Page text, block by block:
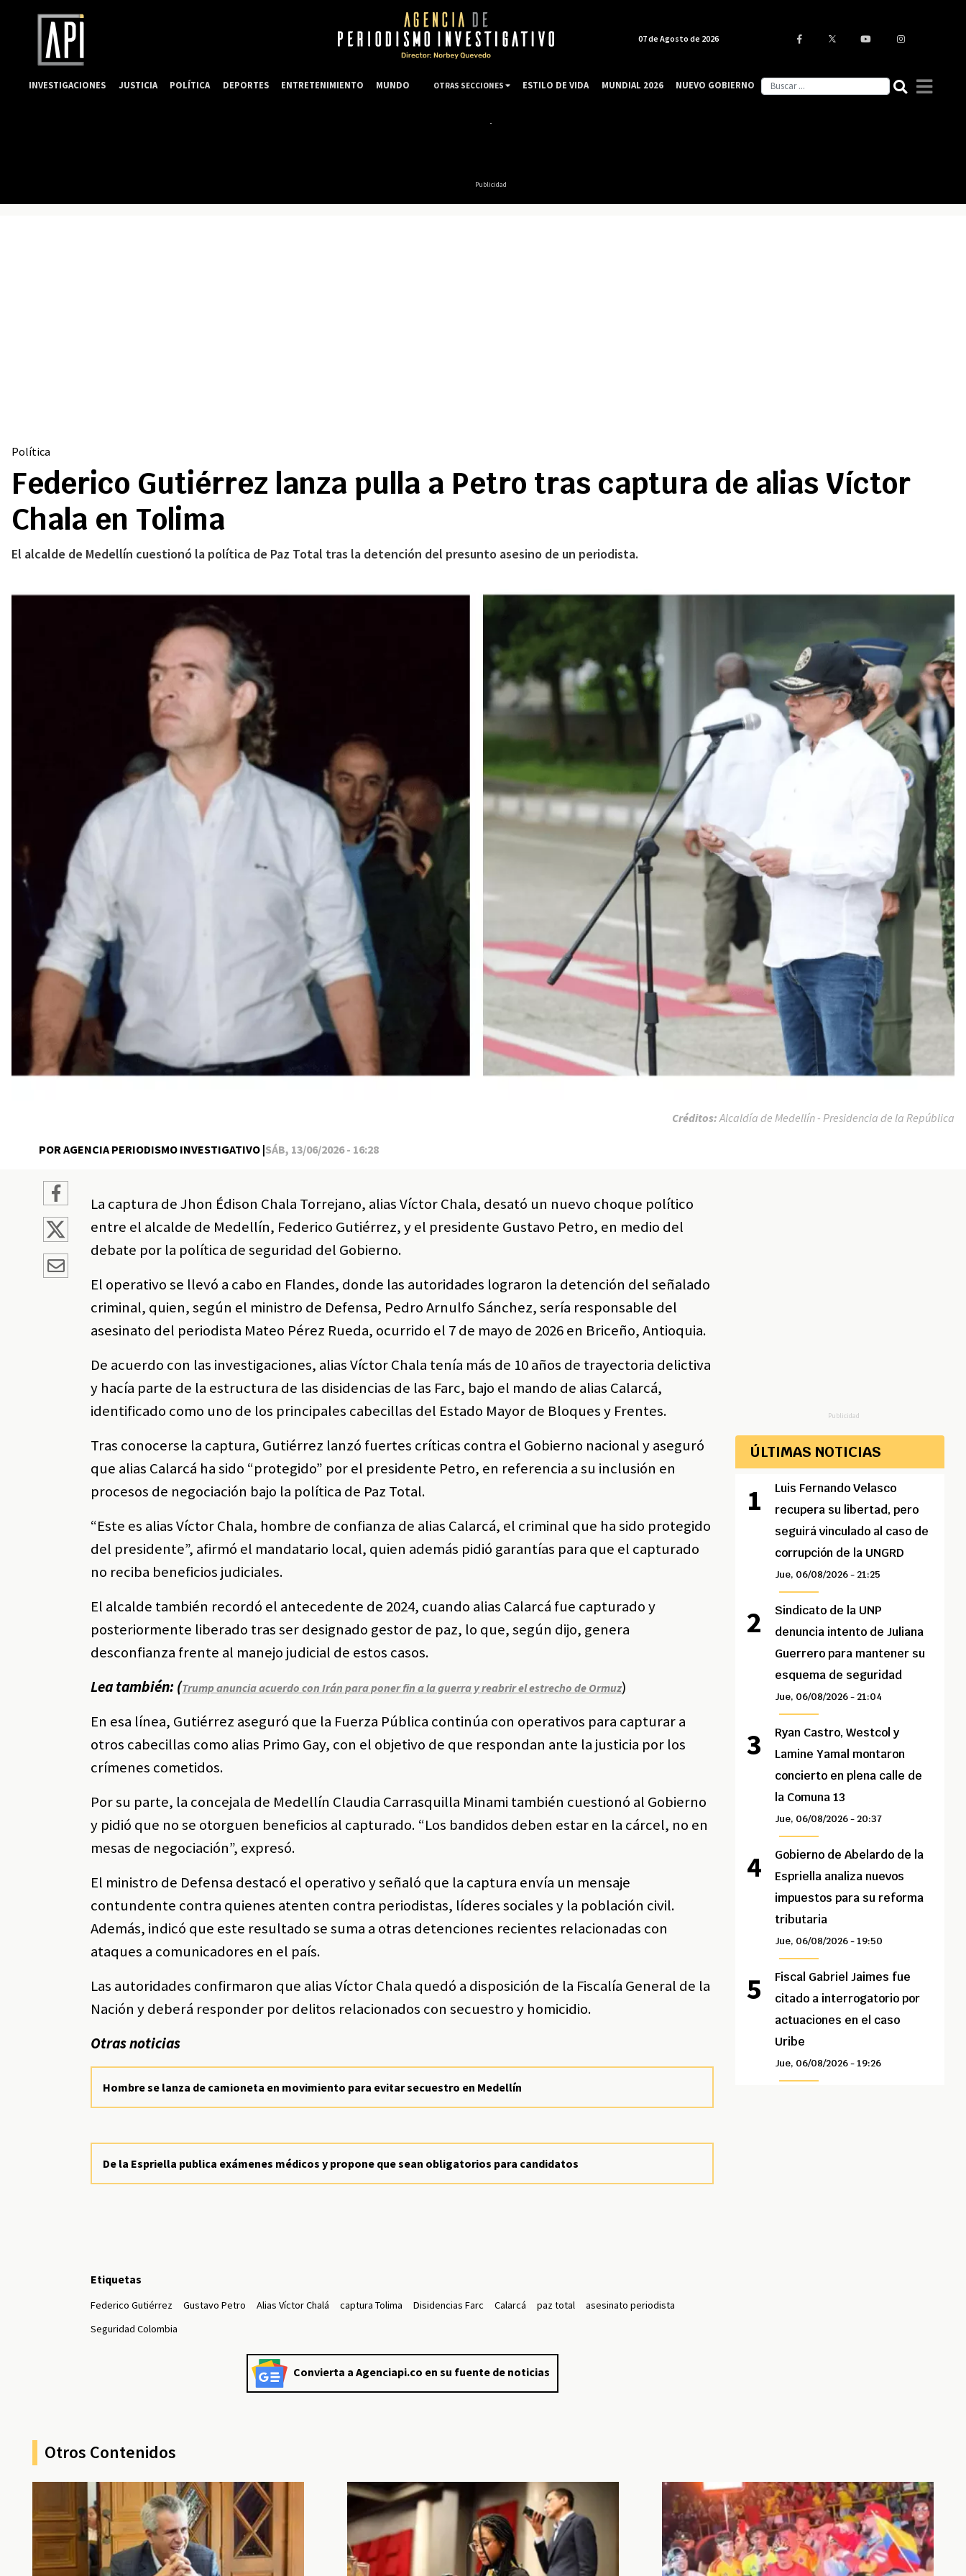
Publicidad
Política
Federico Gutiérrez lanza pulla a Petro tras captura de alias Víctor
Chala en Tolima
El alcalde de Medellín cuestionó la política de Paz Total tras la detención del presunto asesino de un periodista.
POR AGENCIA PERIODISMO INVESTIGATIVO |SÁB, 13/06/2026 - 16:28
Créditos: Alcaldía de Medellín - Presidencia de la República
La captura de Jhon Édison Chala Torrejano, alias Víctor Chala, desató un nuevo choque político
entre el alcalde de Medellín, Federico Gutiérrez, y el presidente Gustavo Petro, en medio del
debate por la política de seguridad del Gobierno.
El operativo se llevó a cabo en Flandes, donde las autoridades lograron la detención del señalado
criminal, quien, según el ministro de Defensa, Pedro Arnulfo Sánchez, sería responsable del
asesinato del periodista Mateo Pérez Rueda, ocurrido el 7 de mayo de 2026 en Briceño, Antioquia.
De acuerdo con las investigaciones, alias Víctor Chala tenía más de 10 años de trayectoria delictiva
y hacía parte de la estructura de las disidencias de las Farc, bajo el mando de alias Calarcá,
identificado como uno de los principales cabecillas del Estado Mayor de Bloques y Frentes.
Tras conocerse la captura, Gutiérrez lanzó fuertes críticas contra el Gobierno nacional y aseguró
que alias Calarcá ha sido “protegido” por el presidente Petro, en referencia a su inclusión en
procesos de negociación bajo la política de Paz Total.
“Este es alias Víctor Chala, hombre de confianza de alias Calarcá, el criminal que ha sido protegido
del presidente”, afirmó el mandatario local, quien además pidió garantías para que el capturado
no reciba beneficios judiciales.
El alcalde también recordó el antecedente de 2024, cuando alias Calarcá fue capturado y
posteriormente liberado tras ser designado gestor de paz, lo que, según dijo, genera
desconfianza frente al manejo judicial de estos casos.
Lea también: (Trump anuncia acuerdo con Irán para poner fin a la guerra y reabrir el estrecho de Ormuz)
En esa línea, Gutiérrez aseguró que la Fuerza Pública continúa con operativos para capturar a
otros cabecillas como alias Primo Gay, con el objetivo de que respondan ante la justicia por los
crímenes cometidos.
Por su parte, la concejala de Medellín Claudia Carrasquilla Minami también cuestionó al Gobierno
y pidió que no se otorguen beneficios al capturado. “Los bandidos deben estar en la cárcel, no en
mesas de negociación”, expresó.
El ministro de Defensa destacó el operativo y señaló que la captura envía un mensaje
contundente contra quienes atenten contra periodistas, líderes sociales y la población civil.
Además, indicó que este resultado se suma a otras detenciones recientes relacionadas con
ataques a comunicadores en el país.
Las autoridades confirmaron que alias Víctor Chala quedó a disposición de la Fiscalía General de la
Nación y deberá responder por delitos relacionados con secuestro y homicidio.
Otras noticias
Hombre se lanza de camioneta en movimiento para evitar secuestro en Medellín
De la Espriella publica exámenes médicos y propone que sean obligatorios para candidatos
Etiquetas
Federico Gutiérrez Gustavo Petro Alias Víctor Chalá captura Tolima Disidencias Farc Calarcá paz total
asesinato periodista
Seguridad Colombia
Convierta a Agenciapi.co en su fuente de noticias
Publicidad
ÚLTIMAS NOTICIAS
Luis Fernando Velasco
recupera su libertad, pero
seguirá vinculado al caso de
corrupción de la UNGRD
Jue, 06/08/2026 - 21:25
Sindicato de la UNP
denuncia intento de Juliana
Guerrero para mantener su
esquema de seguridad
Jue, 06/08/2026 - 21:04
Ryan Castro, Westcol y
Lamine Yamal montaron
concierto en plena calle de
la Comuna 13
Jue, 06/08/2026 - 20:37
Gobierno de Abelardo de la
Espriella analiza nuevos
impuestos para su reforma
tributaria
Jue, 06/08/2026 - 19:50
Fiscal Gabriel Jaimes fue
citado a interrogatorio por
actuaciones en el caso
Uribe
Jue, 06/08/2026 - 19:26
Otros Contenidos
07 de Agosto de 2026
INVESTIGACIONES JUSTICIA POLÍTICA DEPORTES ENTRETENIMIENTO MUNDO OTRAS SECCIONES ESTILO DE VIDA MUNDIAL 2026 NUEVO GOBIERNO